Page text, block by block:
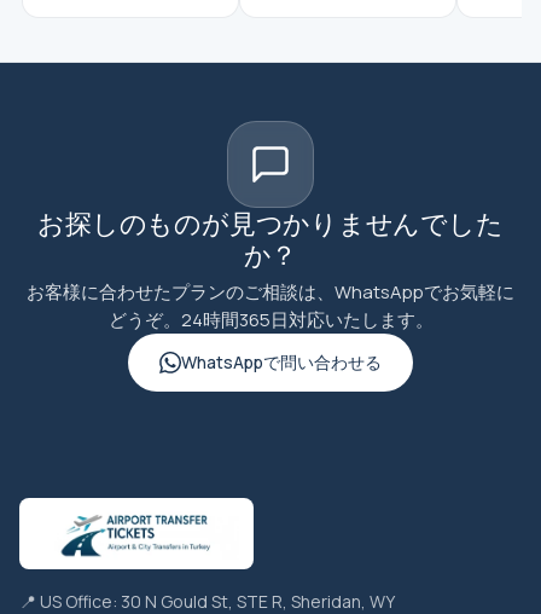
お探しのものが見つかりませんでした
か？
お客様に合わせたプランのご相談は、WhatsAppでお気軽に
どうぞ。24時間365日対応いたします。
WhatsAppで問い合わせる
📍 US Office: 30 N Gould St, STE R, Sheridan, WY